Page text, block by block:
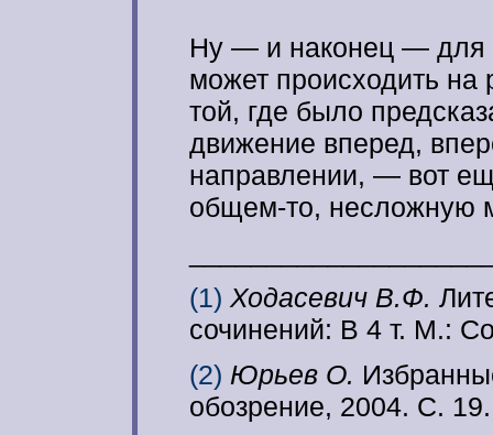
Ну — и наконец — для
может происходить на
той, где было
движение вперед,
направлении, — вот
общем-то,
(1) Ходасевич В.Ф.
сочинений: В 4 т. М.:
(2) Юрьев О.
обозрение, 2004. С. 19.